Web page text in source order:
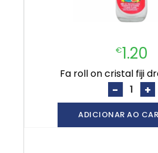
€1.20
fa roll on cristal fiji
- +
ADICIONAR AO